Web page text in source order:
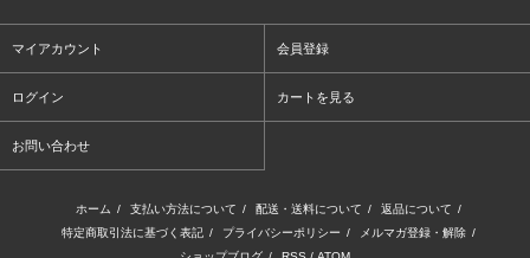
マイアカウント 会員登録
ログイン カートを見る
お問い合わせ
ホーム / 支払い方法について / 配送・送料について / 返品について /
特定商取引法に基づく表記 / プライバシーポリシー / メルマガ登録・解除 /